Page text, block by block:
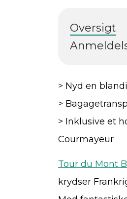
Oversigt
> Nyd en
>
> Inklusive et
Courmayeur
Tour du Mont
krydser